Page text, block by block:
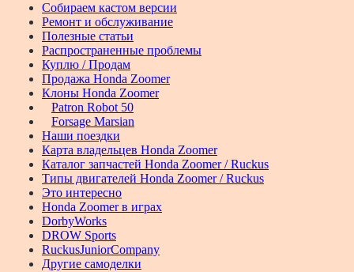
Собираем кастом версии
Ремонт и обслуживание
Полезные статьи
Распространенные проблемы
Куплю / Продам
Продажа Honda Zoomer
Клоны Honda Zoomer
Patron Robot 50
Forsage Marsian
Наши поездки
Карта владельцев Honda Zoomer
Каталог запчастей Honda Zoomer / Ruckus
Типы двигателей Honda Zoomer / Ruckus
Это интересно
Honda Zoomer в играх
DorbyWorks
DROW Sports
RuckusJuniorCompany
Другие самоделки